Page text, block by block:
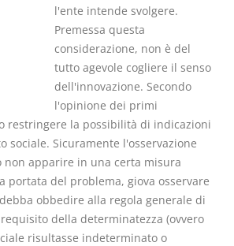
l'ente intende svolgere.
Premessa questa
considerazione, non è del
tutto agevole cogliere il senso
dell'innovazione. Secondo
l'opinione dei primi
restringere la possibilità di indicazioni
sociale. Sicuramente l'osservazione
apparire in una certa misura
del problema, giova osservare
obbedire alla regola generale di
della determinatezza (ovvero
risultasse indeterminato o